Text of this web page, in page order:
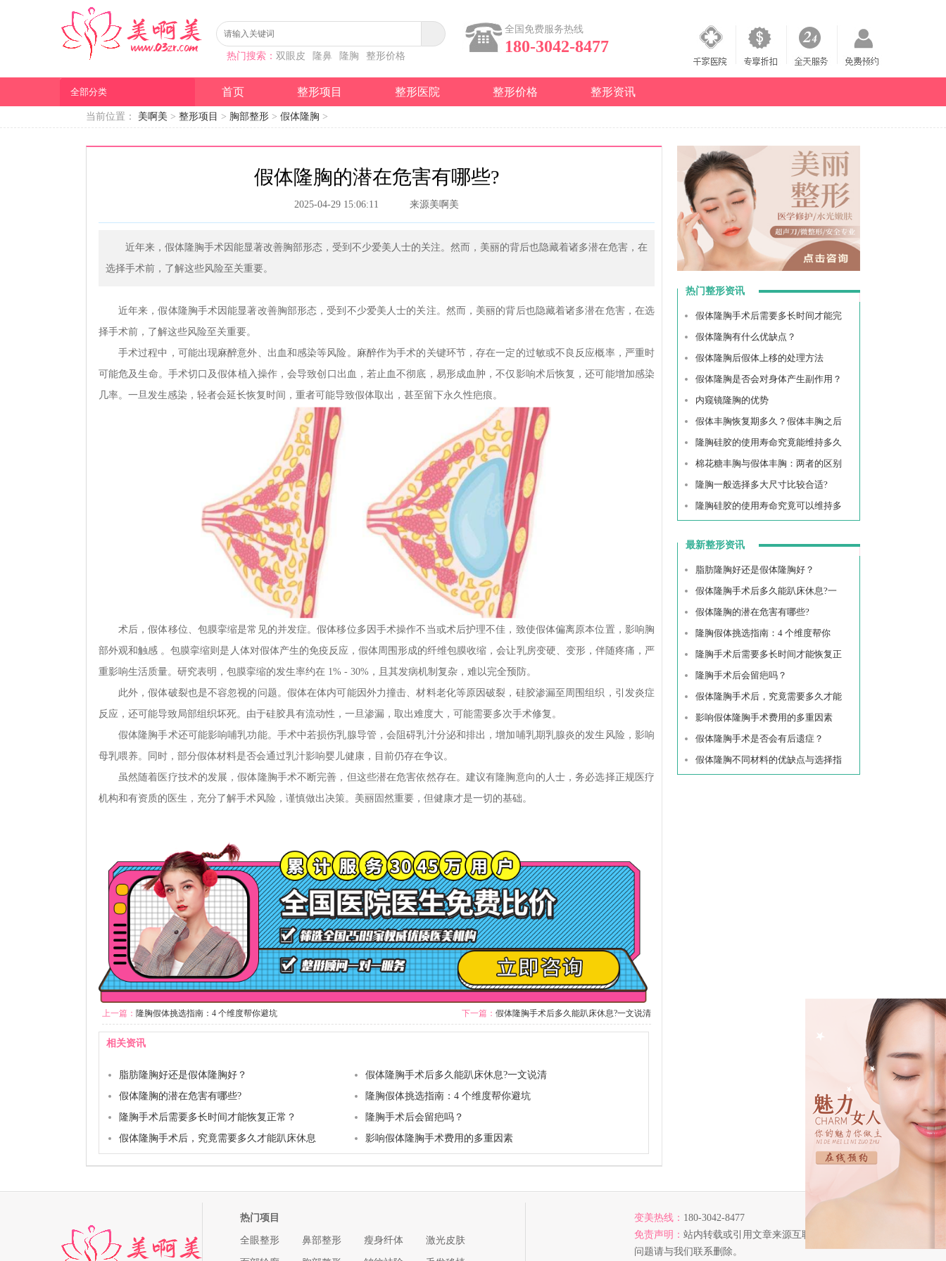
热门搜索： 双眼皮 隆鼻 隆胸 整形价格
全国免费服务热线
180-3042-8477
首页 整形项目 整形医院 整形价格 整形资讯
全部分类
当前位置： 美啊美 > 整形项目 > 胸部整形 > 假体隆胸 >
假体隆胸的潜在危害有哪些?
2025-04-29 15:06:11 来源美啊美
近年来，假体隆胸手术因能显著改善胸部形态，受到不少爱美人士的关注。然而，美丽的背后也隐藏着诸多潜在危害，在
选择手术前，了解这些风险至关重要。
近年来，假体隆胸手术因能显著改善胸部形态，受到不少爱美人士的关注。然而，美丽的背后也隐藏着诸多潜在危害，在选
择手术前，了解这些风险至关重要。
手术过程中，可能出现麻醉意外、出血和感染等风险。麻醉作为手术的关键环节，存在一定的过敏或不良反应概率，严重时
可能危及生命。手术切口及假体植入操作，会导致创口出血，若止血不彻底，易形成血肿，不仅影响术后恢复，还可能增加感染
几率。一旦发生感染，轻者会延长恢复时间，重者可能导致假体取出，甚至留下永久性疤痕。
术后，假体移位、包膜挛缩是常见的并发症。假体移位多因手术操作不当或术后护理不佳，致使假体偏离原本位置，影响胸
部外观和触感 。包膜挛缩则是人体对假体产生的免疫反应，假体周围形成的纤维包膜收缩，会让乳房变硬、变形，伴随疼痛，严
重影响生活质量。研究表明，包膜挛缩的发生率约在 1% - 30%，且其发病机制复杂，难以完全预防。
此外，假体破裂也是不容忽视的问题。假体在体内可能因外力撞击、材料老化等原因破裂，硅胶渗漏至周围组织，引发炎症
反应，还可能导致局部组织坏死。由于硅胶具有流动性，一旦渗漏，取出难度大，可能需要多次手术修复。
假体隆胸手术还可能影响哺乳功能。手术中若损伤乳腺导管，会阻碍乳汁分泌和排出，增加哺乳期乳腺炎的发生风险，影响
母乳喂养。同时，部分假体材料是否会通过乳汁影响婴儿健康，目前仍存在争议。
虽然随着医疗技术的发展，假体隆胸手术不断完善，但这些潜在危害依然存在。建议有隆胸意向的人士，务必选择正规医疗
机构和有资质的医生，充分了解手术风险，谨慎做出决策。美丽固然重要，但健康才是一切的基础。
上一篇： 隆胸假体挑选指南：4 个维度帮你避坑 下一篇： 假体隆胸手术后多久能趴床休息?一文说清
相关资讯
脂肪隆胸好还是假体隆胸好？
假体隆胸手术后多久能趴床休息?一文说清
假体隆胸的潜在危害有哪些?
隆胸假体挑选指南：4 个维度帮你避坑
隆胸手术后需要多长时间才能恢复正常？
隆胸手术后会留疤吗？
假体隆胸手术后，究竟需要多久才能趴床休息
影响假体隆胸手术费用的多重因素
热门整形资讯
假体隆胸手术后需要多长时间才能完
假体隆胸有什么优缺点？
假体隆胸后假体上移的处理方法
假体隆胸是否会对身体产生副作用？
内窥镜隆胸的优势
假体丰胸恢复期多久？假体丰胸之后
隆胸硅胶的使用寿命究竟能维持多久
棉花糖丰胸与假体丰胸：两者的区别
隆胸一般选择多大尺寸比较合适?
隆胸硅胶的使用寿命究竟可以维持多
最新整形资讯
脂肪隆胸好还是假体隆胸好？
假体隆胸手术后多久能趴床休息?一
假体隆胸的潜在危害有哪些?
隆胸假体挑选指南：4 个维度帮你
隆胸手术后需要多长时间才能恢复正
隆胸手术后会留疤吗？
假体隆胸手术后，究竟需要多久才能
影响假体隆胸手术费用的多重因素
假体隆胸手术是否会有后遗症？
假体隆胸不同材料的优缺点与选择指
热门项目
全眼整形 鼻部整形 瘦身纤体 激光皮肤
变美热线： 180-3042-8477
免责声明： 站内转载或引用文章来源互联网，若涉及版权
问题请与我们联系删除。